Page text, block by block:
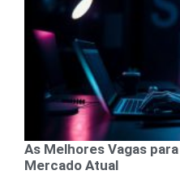
As Melhores Vagas
Mercado Atual